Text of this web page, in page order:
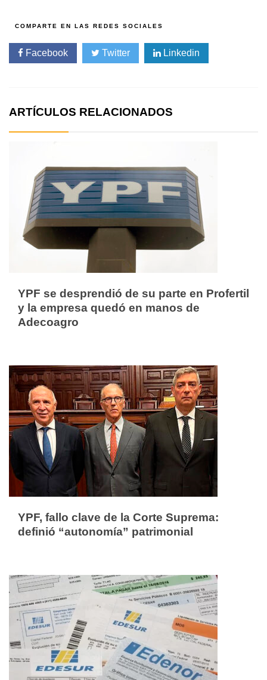
Facebook Twitter Linkedin
ARTÍCULOS RELACIONADOS
YPF se desprendió de su parte en Profertil
y la empresa quedó en manos de
Adecoagro
YPF, fallo clave de la Corte Suprema:
definió “autonomía” patrimonial